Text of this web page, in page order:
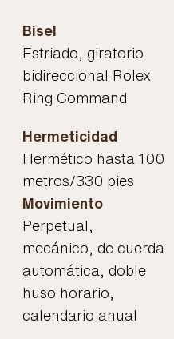
Bisel
Estriado, giratorio
bidireccional Rolex
Ring Command
Hermeticidad
Hermético hasta 100
metros/330 pies
Movimiento
Perpetual,
mecánico, de cuerda
automática, doble
huso horario,
calendario anual